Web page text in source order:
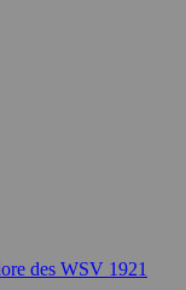
des WSV 1921